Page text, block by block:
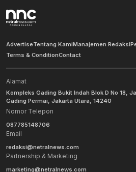
AdvertiseTentang KamiManajemen Redaksi
Terms & ConditionContact
Alamat
Kompleks Gading Bukit Indah Blok D No 18,
Gading Permai, Jakarta Utara, 14240
Nomor Telepon
087785148706
Email
redaksi@netralnews.com
Partnership & Marketing
marketing@netralnews.com